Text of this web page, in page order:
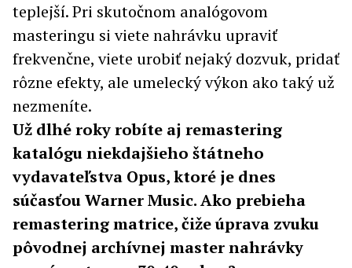
teplejší. Pri skutočnom analógovom
masteringu si viete nahrávku upraviť
frekvenčne, viete urobiť nejaký dozvuk, pridať
rôzne efekty, ale umelecký výkon ako taký už
nezmeníte.
Už dlhé roky robíte aj remastering
katalógu niekdajšieho štátneho
vydavateľstva Opus, ktoré je dnes
súčasťou Warner Music. Ako prebieha
remastering matrice, čiže úprava zvuku
pôvodnej archívnej master nahrávky